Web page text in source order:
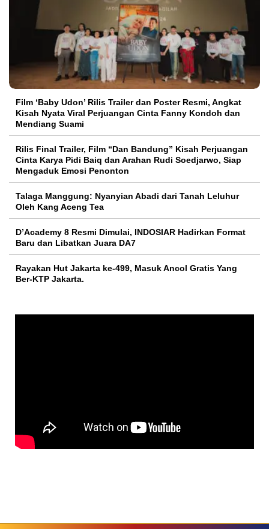
Film ‘Baby Udon’ Rilis Trailer dan Poster Resmi, Angkat
Kisah Nyata Viral Perjuangan Cinta Fanny Kondoh dan
Mendiang Suami
Rilis Final Trailer, Film “Dan Bandung” Kisah Perjuangan
Cinta Karya Pidi Baiq dan Arahan Rudi Soedjarwo, Siap
Mengaduk Emosi Penonton
Talaga Manggung: Nyanyian Abadi dari Tanah Leluhur
Oleh Kang Aceng Tea
D’Academy 8 Resmi Dimulai, INDOSIAR Hadirkan Format
Baru dan Libatkan Juara DA7
Rayakan Hut Jakarta ke-499, Masuk Ancol Gratis Yang
Ber-KTP Jakarta.